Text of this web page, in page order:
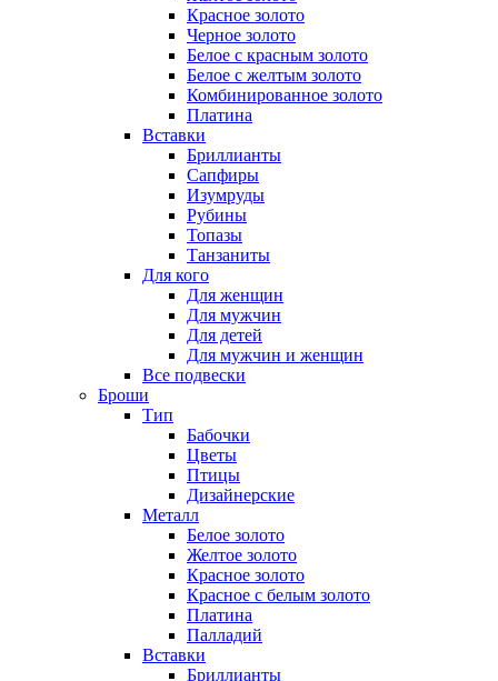
Красное золото
Черное золото
Белое с красным золото
Белое с желтым золото
Комбинированное золото
Платина
Вставки
Бриллианты
Сапфиры
Изумруды
Рубины
Топазы
Танзаниты
Для кого
Для женщин
Для мужчин
Для детей
Для мужчин и женщин
Все подвески
Броши
Тип
Бабочки
Цветы
Птицы
Дизайнерские
Металл
Белое золото
Желтое золото
Красное золото
Красное с белым золото
Платина
Палладий
Вставки
Бриллианты